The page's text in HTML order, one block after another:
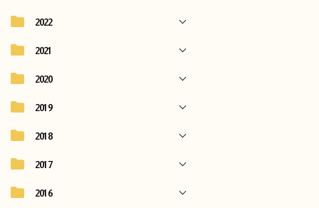
2022
2021
2020
2019
2018
2017
2016